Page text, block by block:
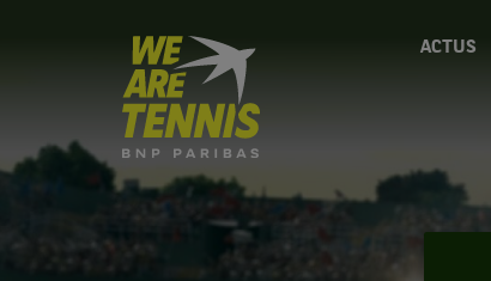
We
are
Tennis
by
BNP
Accueil
ACTUS